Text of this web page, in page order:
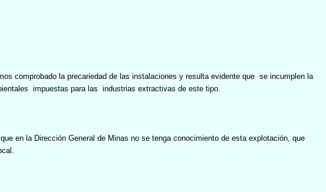
comprobado la precariedad de las instalaciones y resulta evidente que se incumplen la
impuestas para las industrias extractivas de este tipo.
en la Dirección General de Minas no se tenga conocimiento de esta explotación, que